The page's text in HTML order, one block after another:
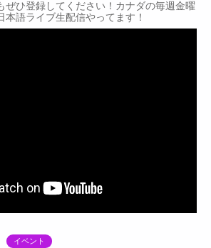
ぜひ登録してください！カナダの毎週金曜
本語ライブ生配信やってます！
イベント